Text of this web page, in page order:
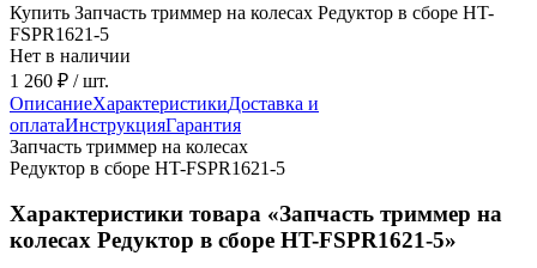
Купить Запчасть триммер на колесах Редуктор в сборе HT-
FSPR1621-5
Нет в наличии
1 260 ₽ / шт.
ОписаниеХарактеристикиДоставка и
оплатаИнструкцияГарантия
Запчасть триммер на колесах
Редуктор в сборе HT-FSPR1621-5
Характеристики товара «Запчасть триммер на
колесах Редуктор в сборе HT-FSPR1621-5»